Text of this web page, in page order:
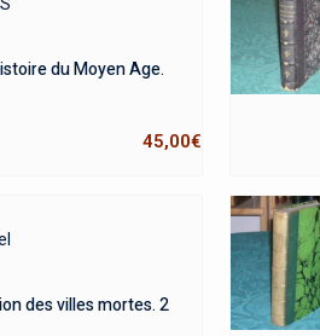
du Moyen Age.
45,00€
des villes mortes. 2